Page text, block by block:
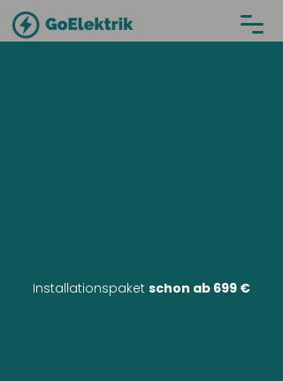
Installationspaket schon ab 699 €